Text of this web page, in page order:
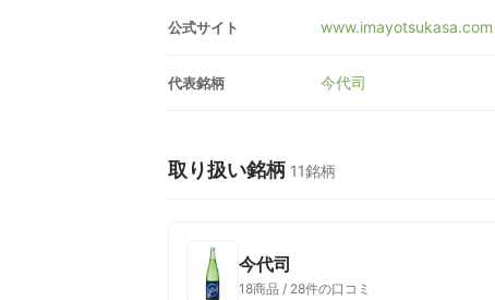
公式サイト www.imayotsukasa.com
代表銘柄 今代司
取り扱い銘柄 11銘柄
今代司
18商品 / 28件の口コミ